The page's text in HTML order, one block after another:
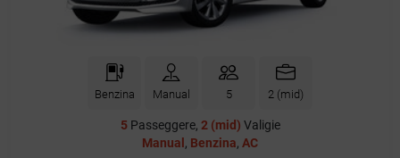
Benzina Manual 5 2 (mid)
5Passeggere, 2 (mid) Valigie
Manual , Benzina, AC